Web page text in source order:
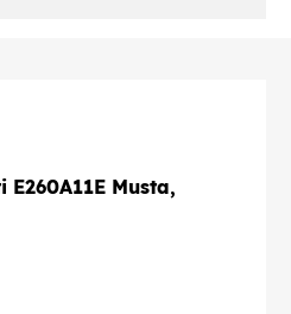
E260A11E Musta,